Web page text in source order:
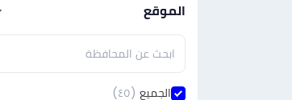
الموقع
الجميع (٤٥)